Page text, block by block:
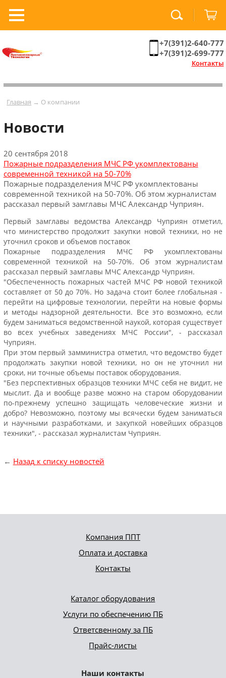
+7(391)2-640-777
+7(391)2-699-777
Контакты
Главная → О компании
Новости
20 сентября 2018
Пожарные подразделения МЧС РФ укомплектованы
современной техникой на 50-70%
Пожарные подразделения МЧС РФ укомплектованы
современной техникой на 50-70%. Об этом журналистам
рассказал первый замглавы МЧС Александр Чуприян.
Первый замглавы ведомства Александр Чуприян отметил,
что министерство продолжит закупки новой техники, но не
уточнил сроков и объемов поставок
Пожарные подразделения МЧС РФ укомплектованы
современной техникой на 50-70%. Об этом журналистам
рассказал первый замглавы МЧС Александр Чуприян.
"Обеспеченность пожарных частей МЧС РФ новой техникой
составляет от 50 до 70%. Но задача стоит более глобальная -
перейти на цифровые технологии, перейти на новые формы
и методы надзорной деятельности. Все это возможно, если
будем заниматься ведомственной наукой, которая существует
во всех учебных заведениях МЧС России", - рассказал
Чуприян.
При этом первый замминистра отметил, что ведомство будет
продолжать закупки новой техники, но он не уточнил ни
сроки, ни точные объемы поставок оборудования.
"Без перспективных образцов техники МЧС себя не видит, не
мыслит. Да и вообще разве можно на старом оборудовании
по-прежнему успешно защищать человеческие жизни и
добро? Невозможно, поэтому мы всячески будем заниматься
и научными разработками, и закупкой новейших образцов
техники", - рассказал журналистам Чуприян.
← Назад к списку новостей
Компания ППТ
Оплата и доставка
Контакты
Каталог оборудования
Услуги по обеспечению ПБ
Ответсвенному за ПБ
Прайс-листы
Наши контакты